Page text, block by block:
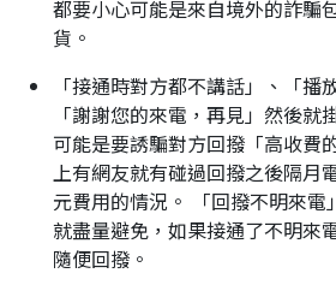
都要小心可能是來自境外的詐騙
貨。
「接通時對方都不講話」、「播
「謝謝您的來電，再見」然後就
可能是要誘騙對方回撥「高收費
上有網友就有碰過回撥之後隔月
元費用的情況。 「回撥不明來
就盡量避免，如果接通了不明來
隨便回撥。